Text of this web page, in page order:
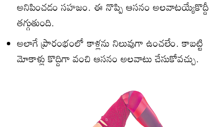
అనిపించడం సహజం. ఈ నొప్పి ఆసనం అలవాటయ్యేకొద్దీ
తగ్గుతుంది.
అలాగే ప్రారంభంలో కాళ్లను నిలువుగా ఉంచలేం. కాబట్టి
మోకాళ్లు కొద్దిగా వంచి ఆసనం అలవాటు చేసుకోవచ్చు.